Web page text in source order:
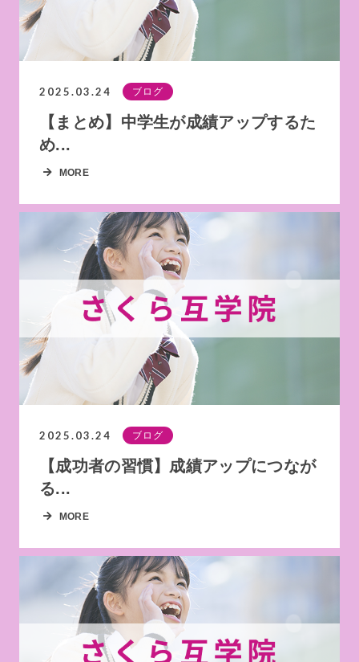
2025.03.24 ブログ
【まとめ】中学生が成績アップするた
め...
MORE
2025.03.24 ブログ
【成功者の習慣】成績アップにつなが
る...
MORE